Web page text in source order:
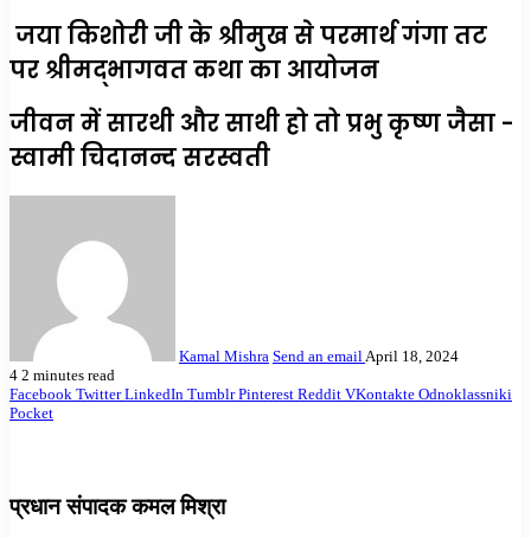
जया किशोरी जी के श्रीमुख से परमार्थ गंगा तट
पर श्रीमद्भागवत कथा का आयोजन
जीवन में सारथी और साथी हो तो प्रभु कृष्ण जैसा -
स्वामी चिदानन्द सरस्वती
Kamal Mishra Send an email April 18, 2024
4 2 minutes read
Facebook Twitter LinkedIn Tumblr Pinterest Reddit VKontakte Odnoklassniki
Pocket
प्रधान संपादक कमल मिश्रा